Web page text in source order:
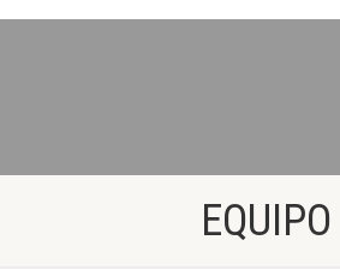
EQUIPO